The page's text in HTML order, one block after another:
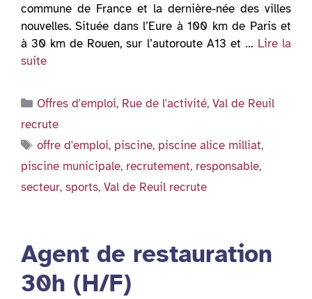
commune de France et la dernière-née des villes
nouvelles. Située dans l’Eure à 100 km de Paris et
à 30 km de Rouen, sur l’autoroute A13 et … Lire la
suite
Catégories
Offres d'emploi, Rue de l'activité,Val de Reuil
recrute
Étiquettes
offre d'emploi, piscine, piscine alice milliat,
piscine municipale, recrutement, responsable,
secteur, sports, Val de Reuil recrute
Agent de restauration
30h (H/F)